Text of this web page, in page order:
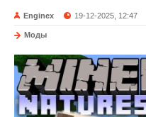
Enginex 19-12-2025, 12:47
Моды